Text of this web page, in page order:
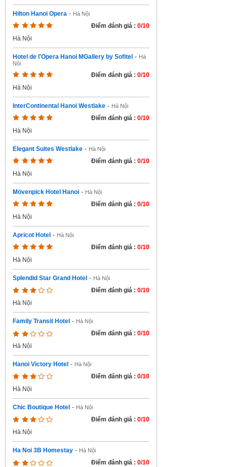
Hilton Hanoi Opera - Hà Nội
Điểm đánh giá : 0/10
Hà Nội
Hotel de l'Opera Hanoi MGallery by Sofitel - Hà
Nội
Điểm đánh giá : 0/10
Hà Nội
InterContinental Hanoi Westlake - Hà Nội
Điểm đánh giá : 0/10
Hà Nội
Elegant Suites Westlake - Hà Nội
Điểm đánh giá : 0/10
Hà Nội
Mövenpick Hotel Hanoi - Hà Nội
Điểm đánh giá : 0/10
Hà Nội
Apricot Hotel - Hà Nội
Điểm đánh giá : 0/10
Hà Nội
Splendid Star Grand Hotel - Hà Nội
Điểm đánh giá : 0/10
Hà Nội
Family Transit Hotel - Hà Nội
Điểm đánh giá : 0/10
Hà Nội
Hanoi Victory Hotel - Hà Nội
Điểm đánh giá : 0/10
Hà Nội
Chic Boutique Hotel - Hà Nội
Điểm đánh giá : 0/10
Hà Nội
Ha Noi 3B Homestay - Hà Nội
Điểm đánh giá : 0/10